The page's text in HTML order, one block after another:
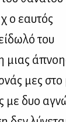
ο εαυτός
του
μιας
μες
με δυο